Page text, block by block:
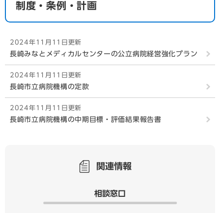
制度・条例・計画
2024年11月11日更新
長崎みなとメディカルセンターの公立病院経営強化プラン
2024年11月11日更新
長崎市立病院機構の定款
2024年11月11日更新
長崎市立病院機構の中期目標・評価結果報告書
関連情報
相談窓口